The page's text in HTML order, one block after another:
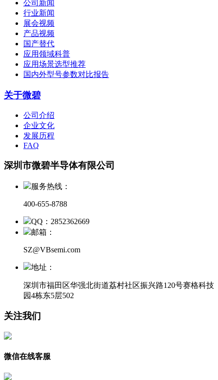
公司新闻
行业新闻
展会视频
产品视频
国产替代
应用领域科普
应用场景选型推荐
国内外型号参数对比报告
关于微碧
公司介绍
企业文化
发展历程
FAQ
深圳市微碧半导体有限公司
服务热线：
400-655-8788
QQ：2852362669
邮箱：
SZ@VBsemi.com
地址：
深圳市福田区华强北街道荔村社区振兴路120号赛格科技
园4栋东5层502
关注我们
微信在线客服